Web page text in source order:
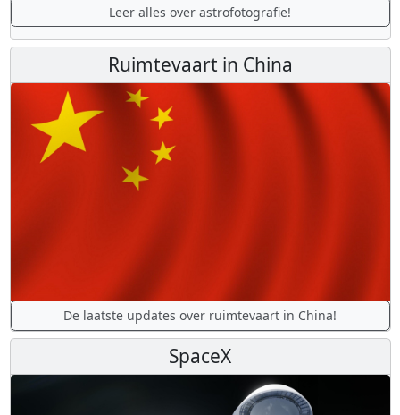
Leer alles over astrofotografie!
Ruimtevaart in China
De laatste updates over ruimtevaart in China!
SpaceX